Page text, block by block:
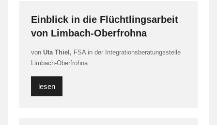
Einblick in die Flüchtlingsarbeit
von Limbach-Oberfrohna
von Uta Thiel, FSA in der Integrationsberatungsstelle
Limbach-Oberfrohna
lesen